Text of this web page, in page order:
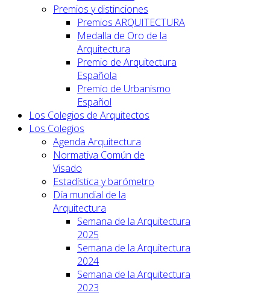
Premios y distinciones
Premios ARQUITECTURA
Medalla de Oro de la
Arquitectura
Premio de Arquitectura
Española
Premio de Urbanismo
Español
Los Colegios de Arquitectos
Los Colegios
Agenda Arquitectura
Normativa Común de
Visado
Estadística y barómetro
Día mundial de la
Arquitectura
Semana de la Arquitectura
2025
Semana de la Arquitectura
2024
Semana de la Arquitectura
2023